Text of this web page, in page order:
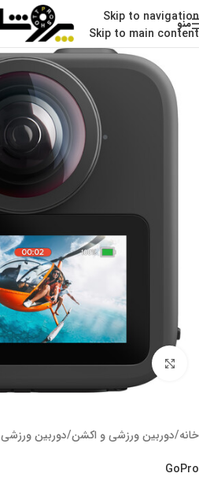
Skip to navigation
Skip to main content
منو
برای بزرگنمایی کلیک کنید
خانه/دوربین ورزشی و اکشن/دوربین ورزشی gopro
GoPro